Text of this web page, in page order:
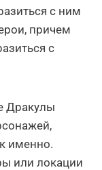
с ним
причем
с
Дракулы
именно.
или локации